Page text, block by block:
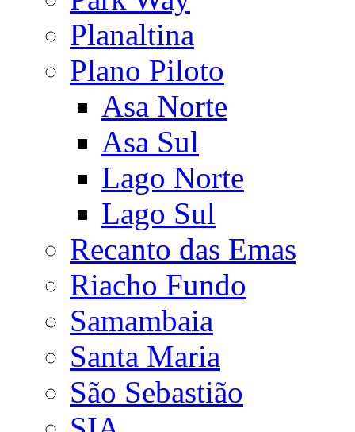
Planaltina
Plano Piloto
Asa Norte
Asa Sul
Lago Norte
Lago Sul
Recanto das Emas
Riacho Fundo
Samambaia
Santa Maria
São Sebastião